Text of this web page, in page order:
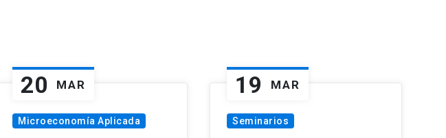
20 MAR
Microeconomía Aplicada
19 MAR
Seminarios